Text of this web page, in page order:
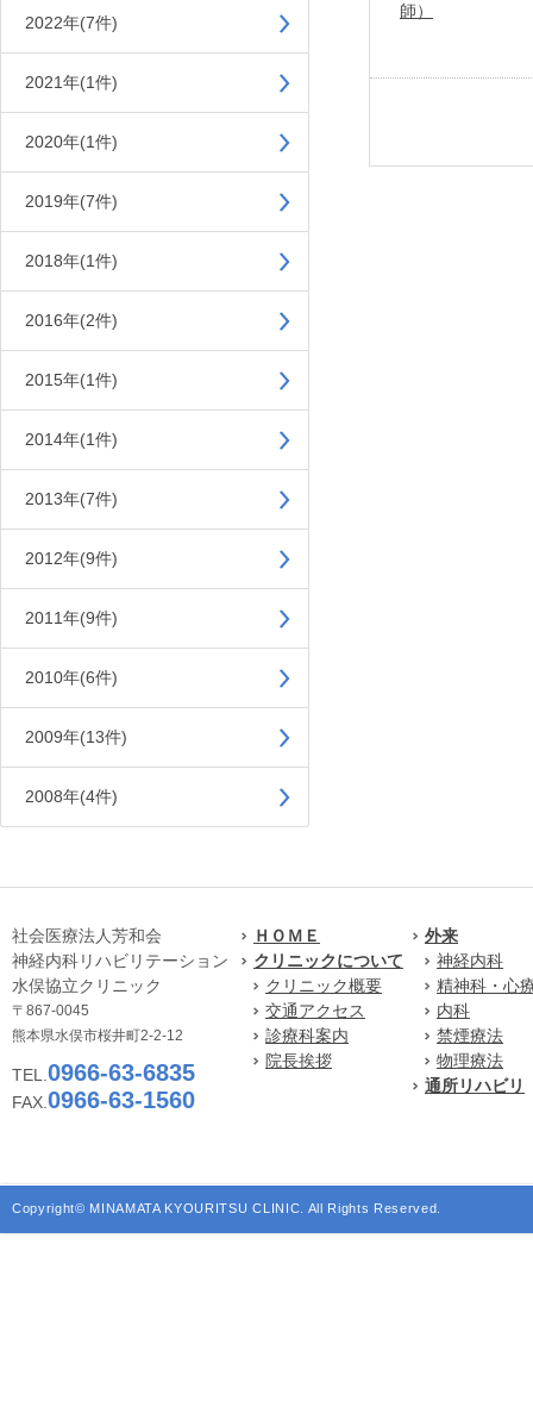
2022年(7件)
2021年(1件)
2020年(1件)
2019年(7件)
2018年(1件)
2016年(2件)
2015年(1件)
2014年(1件)
2013年(7件)
2012年(9件)
2011年(9件)
2010年(6件)
2009年(13件)
2008年(4件)
師）
社会医療法人芳和会
神経内科リハビリテーション
水俣協立クリニック
〒867-0045
熊本県水俣市桜井町2-2-12
TEL. 0966-63-6835
FAX. 0966-63-1560
ＨＯＭＥ
クリニックについて
クリニック概要
交通アクセス
診療科案内
院長挨拶
外来
神経内科
精神科・心
内科
禁煙療法
物理療法
通所リハビリ
Copyright© MINAMATA KYOURITSU CLINIC. All Rights Reserved.